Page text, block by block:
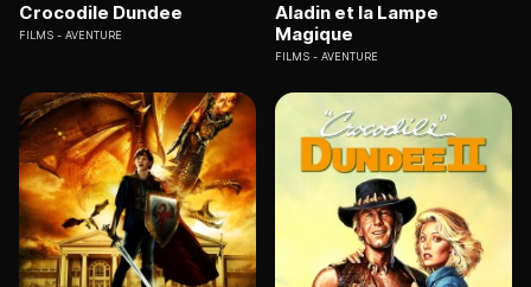
Crocodile Dundee
FILMS AVENTURE
Aladin et la Lampe
Magique
FILMS AVENTURE